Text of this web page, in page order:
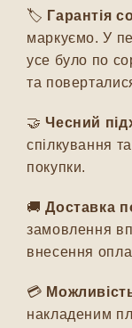
🏷️ Гарантія
маркуємо. У
усе було по
та
🤝Чесний
спілкування
покупки.
🚚Доставка
замовлення
внесення
💳
накладеним